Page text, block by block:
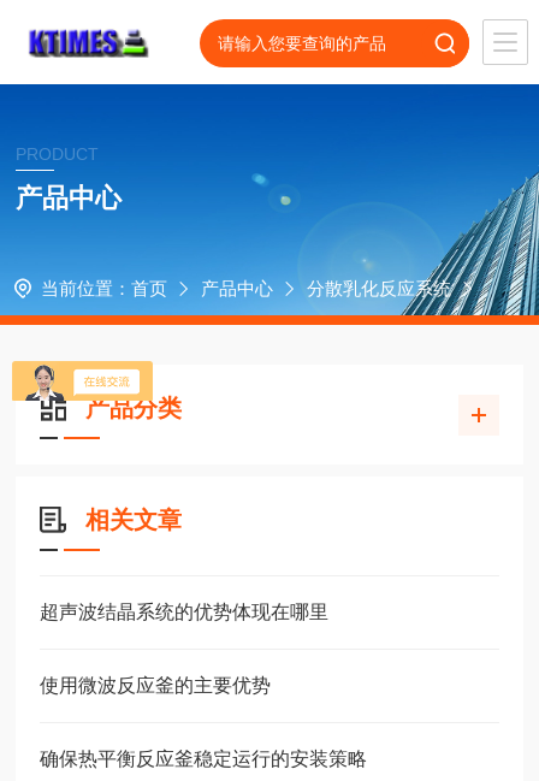
PRODUCT
产品中心
当前位置： 首页 产品中心 分散乳化反应系统
产品分类
相关文章
超声波结晶系统的优势体现在哪里
使用微波反应釜的主要优势
确保热平衡反应釜稳定运行的安装策略